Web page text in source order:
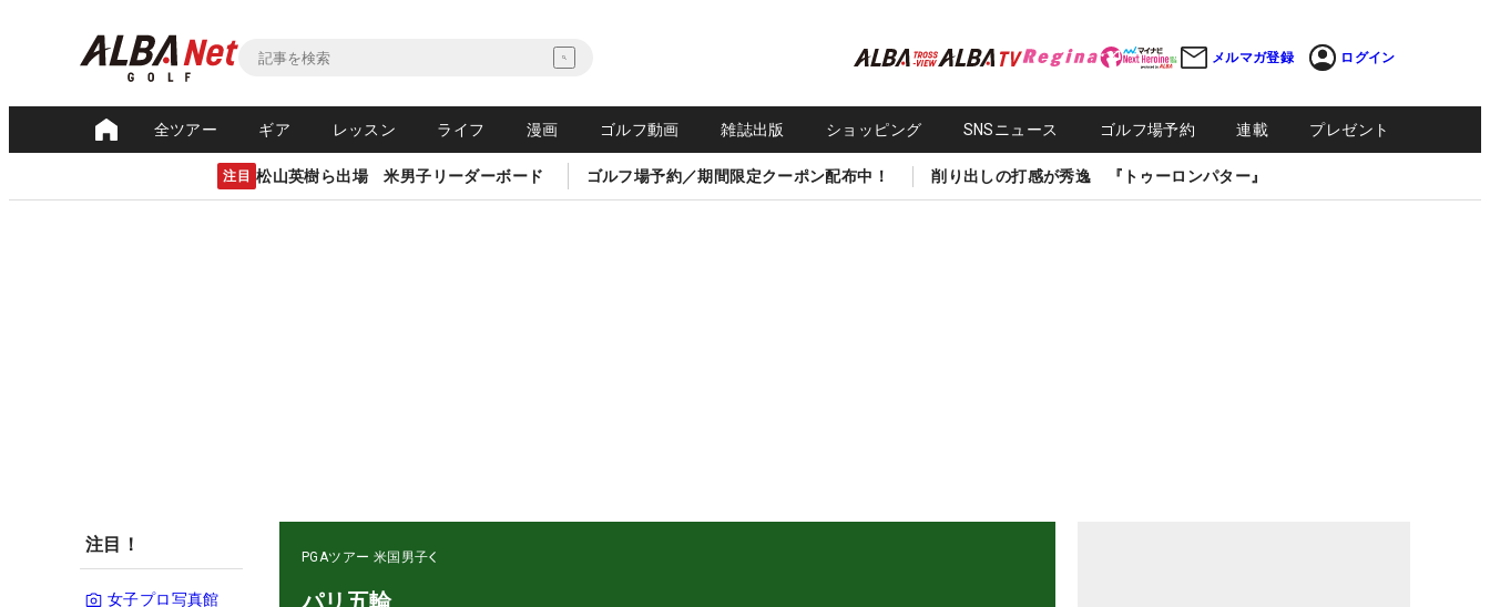
メルマガ登録 ログイン
全ツアー ギア レッスン ライフ 漫画 ゴルフ動画 雑誌出版 ショッピング SNSニュース ゴルフ場予約 連載 プレゼント
注目 松山英樹ら出場 米男子リーダーボード ゴルフ場予約／期間限定クーポン配布中！ 削り出しの打感が秀逸 『トゥーロンパター』
注目！
女子プロ写真館
PGAツアー 米国男子
パリ五輪